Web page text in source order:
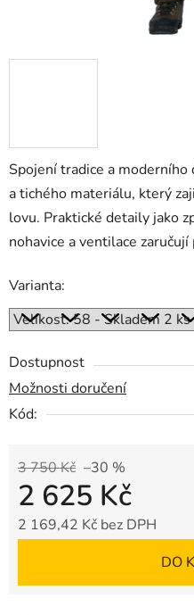
Spojení tradice a
a tichého materiálu, který
lovu. Praktické detaily jako
nohavice a ventilace
Varianta:
Dostupnost
Možnosti doručení
Kód:
3 750 Kč –30 %
2 625 Kč
2 169,42 Kč bez DPH
DO